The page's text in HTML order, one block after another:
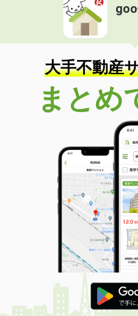
価 格
住 所
三重
専有面積 45.9m²
間取り
2LDK
三重県四日市市天カ須賀４丁
価 格
4.60万
三重
30.03m²
間取り
1K
三重県四日市市日永東３
価 格
3.90
住 所
三重県
専有面積
間取り
1K
三重県津市江戸橋３丁目
価 格
1.50万
住 所
三重県
大手不動産
まとめ